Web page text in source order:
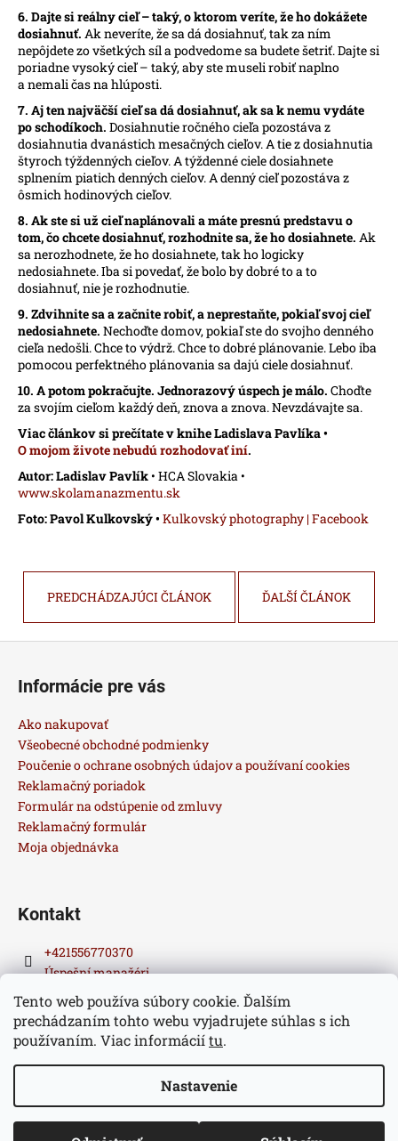
Tento web používa súbory cookie. Ďalším
prechádzaním tohto webu vyjadrujete súhlas s ich
používaním. Viac informáciítu.
Nastavenie
6. Dajte si reálny cieľ – taký, o ktorom veríte, že ho dokážete
dosiahnuť. Ak neveríte, že sa dá dosiahnuť, tak za ním
nepôjdete zo všetkých síl a podvedome sa budete šetriť. Dajte si
poriadne vysoký cieľ – taký, aby ste museli robiť naplno
a nemali čas na hlúposti.
7. Aj ten najväčší cieľ sa dá dosiahnuť, ak sa k nemu vydáte
po schodíkoch. Dosiahnutie ročného cieľa pozostáva z
dosiahnutia dvanástich mesačných cieľov. A tie z dosiahnutia
štyroch týždenných cieľov. A týždenné ciele dosiahnete
splnením piatich denných cieľov. A denný cieľ pozostáva z
ôsmich hodinových cieľov.
8. Ak ste si už cieľ naplánovali a máte presnú predstavu o
tom, čo chcete dosiahnuť, rozhodnite sa, že ho dosiahnete. Ak
sa nerozhodnete, že ho dosiahnete, tak ho logicky
nedosiahnete. Iba si povedať, že bolo by dobré to a to
dosiahnuť, nie je rozhodnutie.
9. Zdvihnite sa a začnite robiť, a neprestaňte, pokiaľ svoj cieľ
nedosiahnete. Nechoďte domov, pokiaľ ste do svojho denného
cieľa nedošli. Chce to výdrž. Chce to dobré plánovanie. Lebo iba
pomocou perfektného plánovania sa dajú ciele dosiahnuť.
10. A potom pokračujte. Jednorazový úspech je málo. Choďte
za svojím cieľom každý deň, znova a znova. Nevzdávajte sa.
Viac článkov si prečítate v knihe Ladislava Pavlíka •
O mojom živote nebudú rozhodovať iní.
Autor: Ladislav Pavlík • HCA Slovakia •
www.skolamanazmentu.sk
Foto: Pavol Kulkovský • Kulkovský photography | Facebook
PREDCHÁDZAJÚCI ČLÁNOK ĎALŠÍ ČLÁNOK
Informácie pre vás
Ako nakupovať
Všeobecné obchodné podmienky
Poučenie o ochrane osobných údajov a používaní cookies
Reklamačný poriadok
Formulár na odstúpenie od zmluvy
Reklamačný formulár
Moja objednávka
Kontakt
+421556770370
Úspešní manažéri